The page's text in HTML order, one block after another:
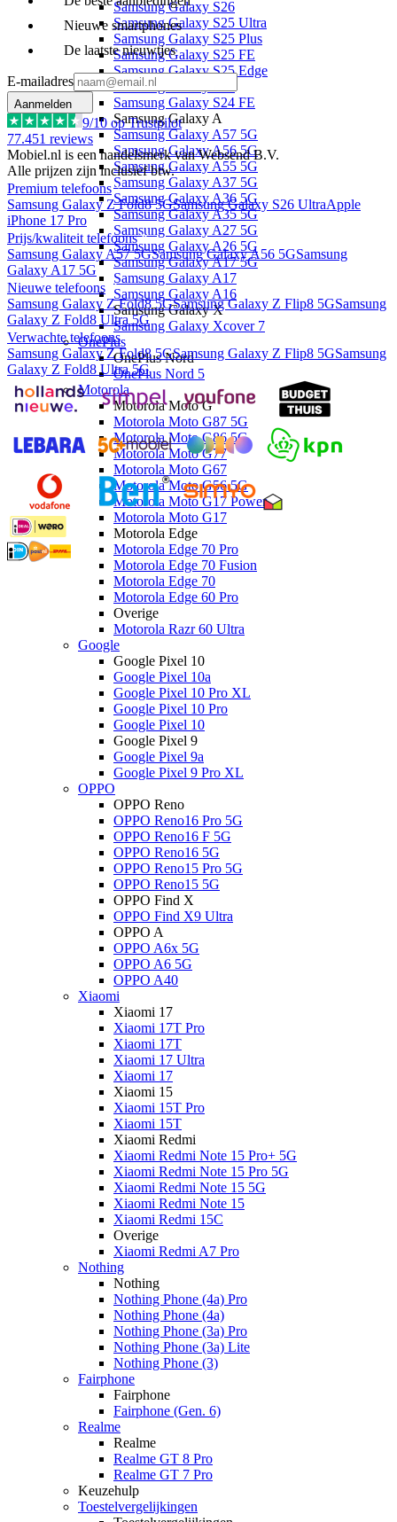
Samsung Galaxy S26
Samsung Galaxy S25 Ultra
Samsung Galaxy S25 Plus
Samsung Galaxy S25 FE
Samsung Galaxy S25 Edge
Samsung Galaxy S25
Samsung Galaxy S24 FE
Samsung Galaxy A
Samsung Galaxy A57 5G
Samsung Galaxy A56 5G
Samsung Galaxy A55 5G
Samsung Galaxy A37 5G
Samsung Galaxy A36 5G
Samsung Galaxy A35 5G
Samsung Galaxy A27 5G
Samsung Galaxy A26 5G
Samsung Galaxy A17 5G
Samsung Galaxy A17
Samsung Galaxy A16
Samsung Galaxy X
Samsung Galaxy Xcover 7
OnePlus
OnePlus Nord
OnePlus Nord 5
Motorola
Motorola Moto G
Motorola Moto G87 5G
Motorola Moto G86 5G
Motorola Moto G77
Motorola Moto G67
Motorola Moto G56 5G
Motorola Moto G17 Power
Motorola Moto G17
Motorola Edge
Motorola Edge 70 Pro
Motorola Edge 70 Fusion
Motorola Edge 70
Motorola Edge 60 Pro
Overige
Motorola Razr 60 Ultra
Google
Google Pixel 10
Google Pixel 10a
Google Pixel 10 Pro XL
Google Pixel 10 Pro
Google Pixel 10
Google Pixel 9
Google Pixel 9a
Google Pixel 9 Pro XL
OPPO
OPPO Reno
OPPO Reno16 Pro 5G
OPPO Reno16 F 5G
OPPO Reno16 5G
OPPO Reno15 Pro 5G
OPPO Reno15 5G
OPPO Find X
OPPO Find X9 Ultra
OPPO A
OPPO A6x 5G
OPPO A6 5G
OPPO A40
Xiaomi
Xiaomi 17
Xiaomi 17T Pro
Xiaomi 17T
Xiaomi 17 Ultra
Xiaomi 17
Xiaomi 15
Xiaomi 15T Pro
Xiaomi 15T
Xiaomi Redmi
Xiaomi Redmi Note 15 Pro+ 5G
Xiaomi Redmi Note 15 Pro 5G
Xiaomi Redmi Note 15 5G
Xiaomi Redmi Note 15
Xiaomi Redmi 15C
Overige
Xiaomi Redmi A7 Pro
Nothing
Nothing
Nothing Phone (4a) Pro
Nothing Phone (4a)
Nothing Phone (3a) Pro
Nothing Phone (3a) Lite
Nothing Phone (3)
Fairphone
Fairphone
Fairphone (Gen. 6)
Realme
Realme
Realme GT 8 Pro
Realme GT 7 Pro
Keuzehulp
Toestelvergelijkingen
Nieuwe smartphones
De laatste nieuwtjes
E-mailadres
Aanmelden
9/10 op Trustpilot
77.451 reviews
Mobiel.nl is een handelsmerk van Websend B.V.
Alle prijzen zijn inclusief btw.
Premium telefoons
Samsung Galaxy Z Fold8 5GSamsung Galaxy S26 UltraApple
iPhone 17 Pro
Prijs/kwaliteit telefoons
Samsung Galaxy A57 5GSamsung Galaxy A56 5GSamsung
Galaxy A17 5G
Nieuwe telefoons
Samsung Galaxy Z Fold8 5GSamsung Galaxy Z Flip8 5GSamsung
Galaxy Z Fold8 Ultra 5G
Verwachte telefoons
Samsung Galaxy Z Fold8 5GSamsung Galaxy Z Flip8 5GSamsung
Galaxy Z Fold8 Ultra 5G